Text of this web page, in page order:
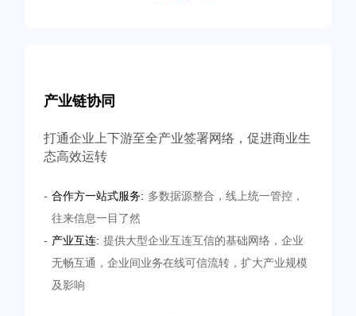
产业链协同
打通企业上下游至全产业签署网络，促进商业生
态高效运转
- 合作方一站式服务: 多数据源整合，线上统一管控，
往来信息一目了然
- 产业互连:提供大型企业互连互信的基础网络，企业
无畅互通，企业间业务在线可信流转，扩大产业规模
及影响